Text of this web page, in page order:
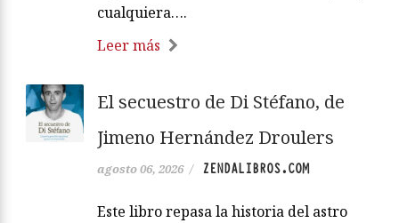
cualquiera….
Leer más
El secuestro de Di Stéfano, de
Jimeno Hernández Droulers
agosto 06, 2026 / ZENDALIBROS.COM
Este libro repasa la historia del astro